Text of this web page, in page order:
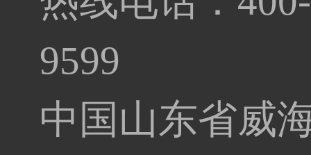
9599
中国山东省威